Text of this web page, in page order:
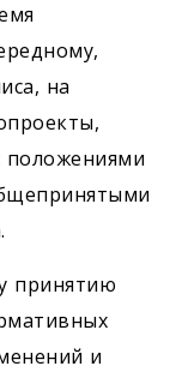
на
положения­ми
принятию
и